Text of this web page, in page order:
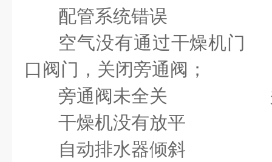
配管系统错误
空气没有通过干燥机
口阀门，关闭旁通阀；
旁通阀未全关 关
干燥机没有放平
自动排水器倾斜